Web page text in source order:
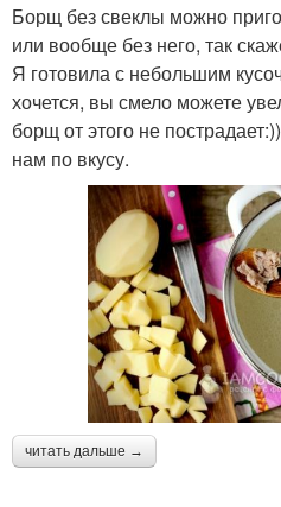
Борщ без свеклы можно
или вообще без него, так
Я готовила с небольшим
хочется, вы смело можете
борщ от этого не
нам по вкусу.
читать дальше →